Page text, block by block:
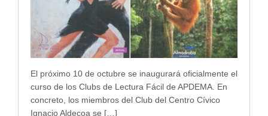
El próximo 10 de octubre se inaugurará oficialmente el
curso de los Clubs de Lectura Fácil de APDEMA. En
concreto, los miembros del Club del Centro Cívico
Ignacio Aldecoa se […]